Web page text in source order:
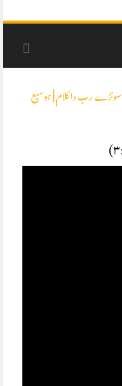
سونڑے رب دا کلام | ہوسیع